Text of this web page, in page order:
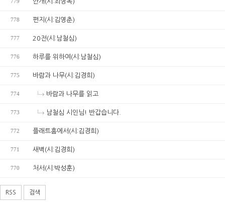
778 편지(시:김영춘)
777 20전(시:남철심)
776 하루를 위하여(시:남철심)
775 바람과 나무(시:김경희)
774 바람과 나무를 읽고
773 남철심 시인님! 반갑습니다.
772 플래트홈에서(시:김경희)
771 새벽(시:김경희)
770 처서(시:박성훈)
RSS 검색